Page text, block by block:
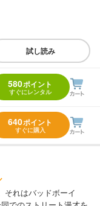
試し読み
580ポイント
すぐにレンタル
640ポイント
すぐに購入
それはバッドボーイ